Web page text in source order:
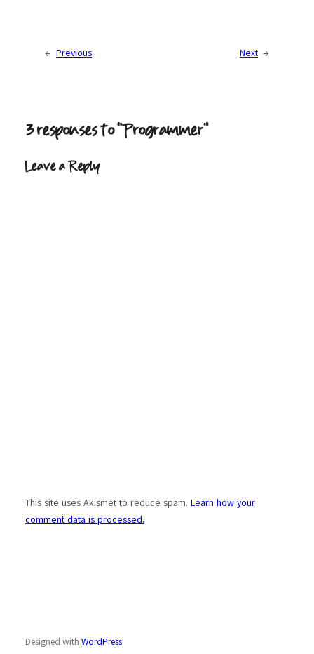
← Previous Next →
3 responses to “Programmer”
Leave a Reply
This site uses Akismet to reduce spam. Learn how your
comment data is processed.
Designed with WordPress